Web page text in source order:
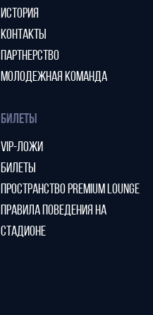
ИСТОРИЯ
КОНТАКТЫ
ПАРТНЕРСТВО
МОЛОДЕЖНАЯ КОМАНДА
БИЛЕТЫ
VIP-ЛОЖИ
БИЛЕТЫ
ПРОСТРАНСТВО PREMIUM LOUNGE
ПРАВИЛА ПОВЕДЕНИЯ НА
СТАДИОНЕ